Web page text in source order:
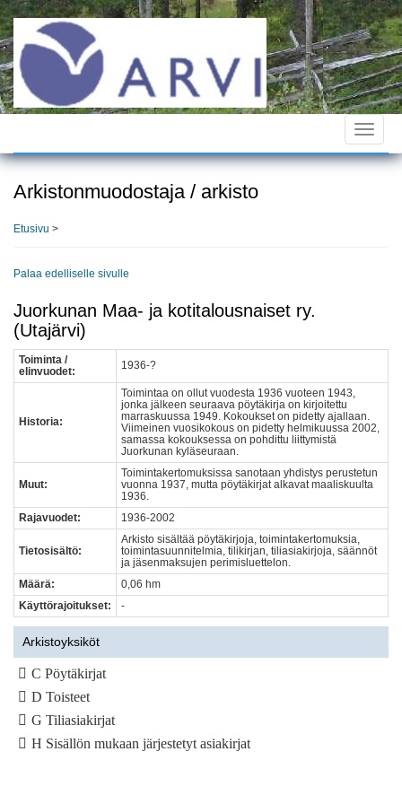
Hyppää
pääsisältöön
Toggle
Arkistonmuodostaja / arkisto
Etusivu >
Palaa edelliselle sivulle
Juorkunan Maa- ja kotitalousnaiset ry.
(Utajärvi)
Toiminta /
elinvuodet:
1936-?
Historia:
Toimintaa on ollut vuodesta 1936 vuoteen 1943,
jonka jälkeen seuraava pöytäkirja on kirjoitettu
marraskuussa 1949. Kokoukset on pidetty ajallaan.
Viimeinen vuosikokous on pidetty helmikuussa 2002,
samassa kokouksessa on pohdittu liittymistä
Juorkunan kyläseuraan.
Muut:
Toimintakertomuksissa sanotaan yhdistys perustetun
vuonna 1937, mutta pöytäkirjat alkavat maaliskuulta
1936.
Rajavuodet:
1936-2002
Tietosisältö:
Arkisto sisältää pöytäkirjoja, toimintakertomuksia,
toimintasuunnitelmia, tilikirjan, tiliasiakirjoja, säännöt
ja jäsenmaksujen perimisluettelon.
Määrä:
0,06 hm
Käyttörajoitukset:
-
Arkistoyksiköt
C Pöytäkirjat
D Toisteet
G Tiliasiakirjat
H Sisällön mukaan järjestetyt asiakirjat